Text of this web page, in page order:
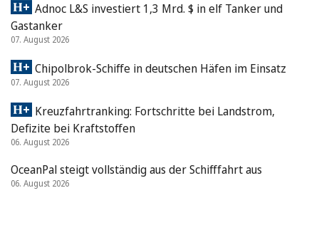
Adnoc L&S investiert 1,3 Mrd. $ in elf Tanker und
Gastanker
07. August 2026
Chipolbrok-Schiffe in deutschen Häfen im Einsatz
07. August 2026
Kreuzfahrtranking: Fortschritte bei Landstrom,
Defizite bei Kraftstoffen
06. August 2026
OceanPal steigt vollständig aus der Schifffahrt aus
06. August 2026